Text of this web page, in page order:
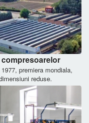
premiera mondiala,
reduse.